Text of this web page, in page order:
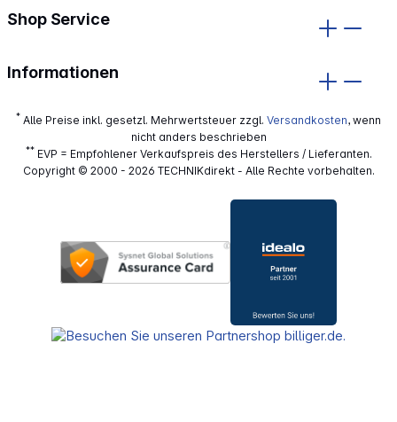
Shop Service
Informationen
* Alle Preise inkl. gesetzl. Mehrwertsteuer zzgl. Versandkosten, wenn
nicht anders beschrieben
**EVP = Empfohlener Verkaufspreis des Herstellers / Lieferanten.
Copyright © 2000 - 2026 TECHNIKdirekt - Alle Rechte vorbehalten.